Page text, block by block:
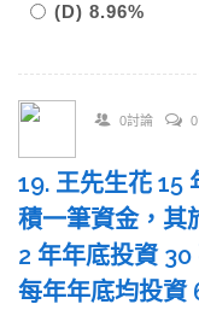
(D) 8.96%
0討論
19. 王先生花 15
積一筆資金，其
2 年年底投資
每年年底均投資